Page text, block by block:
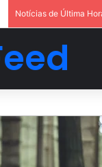
Notícias de Última